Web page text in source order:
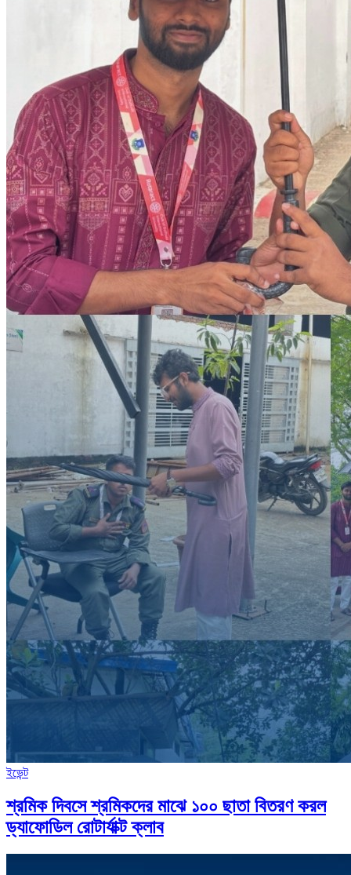
ইভেন্ট
শ্রমিক দিবসে শ্রমিকদের মাঝে ১০০ ছাতা বিতরণ করল
ড্যাফোডিল রোটার্যাক্ট ক্লাব